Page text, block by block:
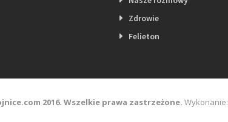
Zdrowie
Felieton
2016. Wszelkie prawa zastrzeżone. Wykonanie: